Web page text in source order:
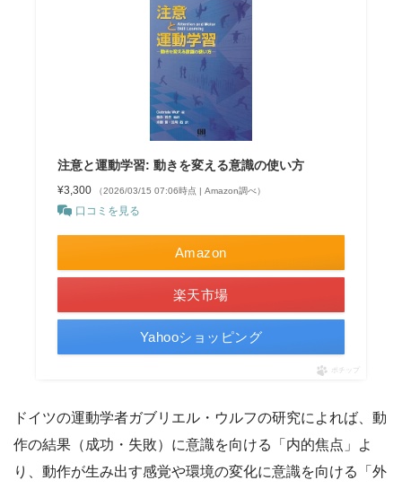
注意と運動学習: 動きを変える意識の使い方
¥3,300 （2026/03/15 07:06時点 | Amazon調べ）
口コミを見る
Amazon
楽天市場
Yahooショッピング
ポチップ
ドイツの運動学者ガブリエル・ウルフの研究によれば、動
作の結果（成功・失敗）に意識を向ける「内的焦点」よ
り、動作が生み出す感覚や環境の変化に意識を向ける「外